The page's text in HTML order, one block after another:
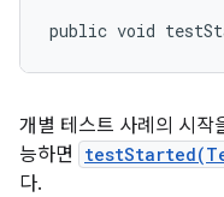
public void
개별 테스트 사례의 시작
능하면
다.